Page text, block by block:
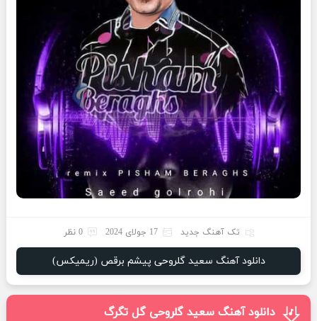
تک آهنگ جدید 17 جولای 2024 0 نظر
دانلود آهنگ سعید گلروحی پیشم برقص (ریمیکس)
دانلود آهنگ سعید گلروحی گل تگرگ